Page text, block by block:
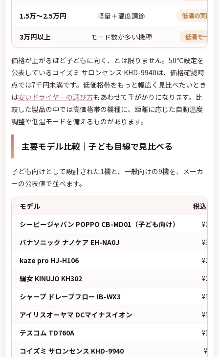
1.5万〜2.5万円 軽量＋温度調節 低温の実数
3万円以上 モード数が多い機種 低温モード
価格が上がるほど子どもに向く、とは限りません。50℃設定を
公表しているコイズミ サロンセンス KHD-9940は、価格確認時
点では7千円未満です。低価格帯をもっと幅広く見比べたいとき
は安いドライヤーの選び方もあわせて手がかりになります。比
較した製品の中では高価格帯の機種に、距離に応じた自動温度
調整や低温モードを備えるものがあります。
主要モデル比較｜子ども目線で見比べる
子ども向けとして設計された1機と、一般向けの9機を、メーカ
ーの公表値で並べます。
モデル
税込参
シービージャパン POPPO CB-MD01 （子ども向け）
パナソニック ナノケア EH-NA0J
kaze pro HJ-H106
絹女 KINUJO KH302
シャープ ドレープフロー IB-WX3
アイリスオーヤマ DCマイナスイオン
テスコム TD760A
コイズミ サロンセンス KHD-9940